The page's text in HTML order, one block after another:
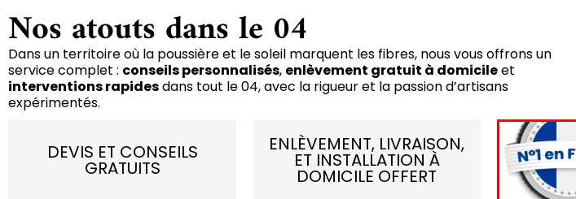
Nos atouts dans le 04
Dans un territoire où la poussière et le soleil marquent les fibres, nous vous offrons un
service complet : conseils personnalisés, enlèvement gratuit à domicileet
interventions rapidesdans tout le 04, avec la rigueur et la passion d’artisans
expérimentés.
DEVIS ET CONSEILS
GRATUITS
ENLÈVEMENT, LIVRAISON,
ET INSTALLATION À
DOMICILE OFFERT